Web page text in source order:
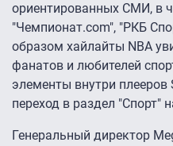
ориентированных СМИ, в
"Чемпионат.com", "РКБ
образом хайлайты NBA
фанатов и любителей
элементы внутри плееров
переход в раздел "Спорт"
Генеральный директор